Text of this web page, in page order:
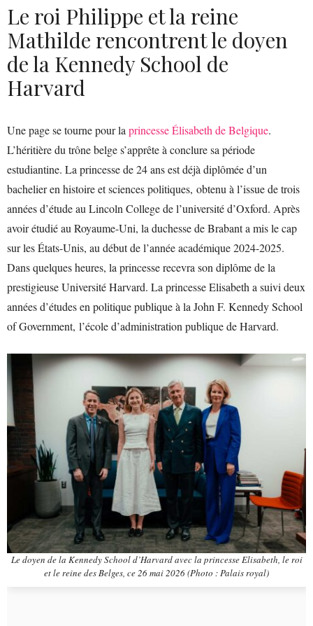
Le roi Philippe et la reine
Mathilde rencontrent le doyen
de la Kennedy School de
Harvard
Une page se tourne pour la princesse Élisabeth de Belgique.
L’héritière du trône belge s’apprête à conclure sa période
estudiantine. La princesse de 24 ans est déjà diplômée d’un
bachelier en histoire et sciences politiques, obtenu à l’issue de trois
années d’étude au Lincoln College de l’université d’Oxford. Après
avoir étudié au Royaume-Uni, la duchesse de Brabant a mis le cap
sur les États-Unis, au début de l’année académique 2024-2025.
Dans quelques heures, la princesse recevra son diplôme de la
prestigieuse Université Harvard. La princesse Elisabeth a suivi deux
années d’études en politique publique à la John F. Kennedy School
of Government, l’école d’administration publique de Harvard.
Le doyen de la Kennedy School d’Harvard avec la princesse Elisabeth, le roi
et le reine des Belges, ce 26 mai 2026 (Photo : Palais royal)